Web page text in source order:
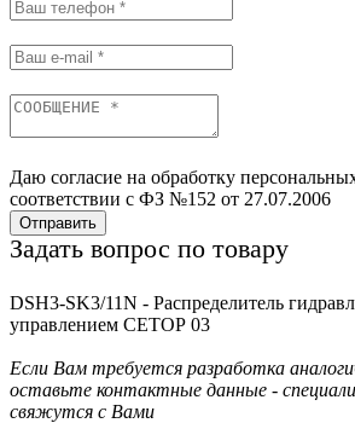
Даю согласие на обработку
соответствии с ФЗ №152 от 27.07.2006
Отправить
Задать вопрос по товару
DSH3-SK3/11N - Распределитель
управлением СЕТОР 03
Если Вам требуется разработка
оставьте контактные данные -
свяжутся с Вами